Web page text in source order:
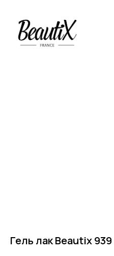
Гель лак Beautix